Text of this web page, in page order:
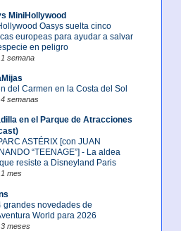
MiniHollywood
Oasys suelta cinco
europeas para ayudar a salvar
en peligro
semana
del Carmen en la Costa del Sol
semanas
en el Parque de Atracciones
ASTÉRIX [con JUAN
“TEENAGE”] - La aldea
resiste a Disneyland Paris
mes
grandes novedades de
World para 2026
meses